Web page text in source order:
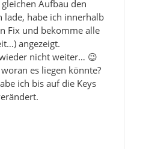
Aufbau den
lade, habe ich innerhalb
Fix und bekomme alle
angezeigt.
nicht weiter… 😉
es liegen könnte?
ich bis auf die Keys